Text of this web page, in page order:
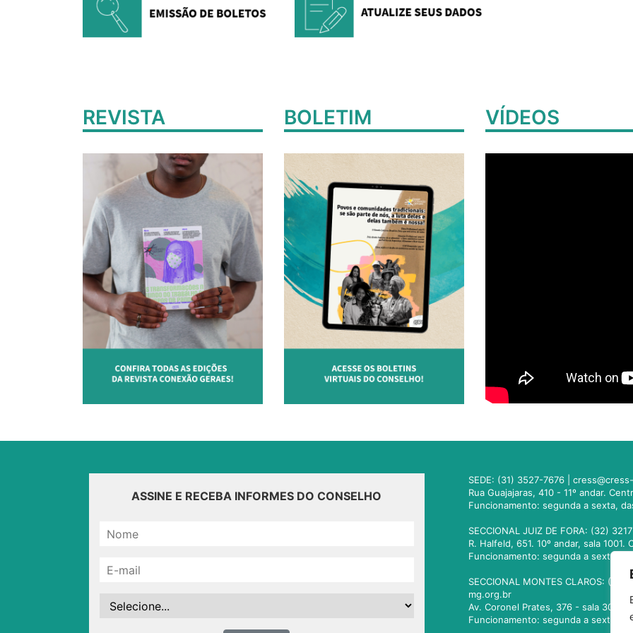
REVISTA BOLETIM VÍDEOS
ASSINE E RECEBA INFORMES DO CONSELHO
SEDE: (31) 3527-7676 |
Rua Guajajaras, 410 - 11º andar.
Funcionamento: segunda a sexta,
SECCIONAL JUIZ DE FORA: (32)
R. Halfeld, 651. 10º andar, sala
Funcionamento: segunda a sexta,
SECCIONAL MONTES CLAROS:
mg.org.br
Av. Coronel Prates, 376 - sala 301.
Funcionamento: segunda a sexta,